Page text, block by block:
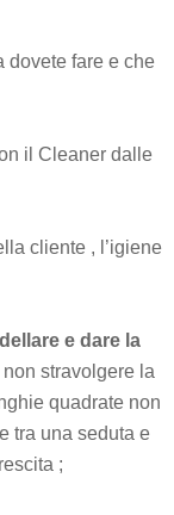
dovete fare e che
il Cleaner dalle
cliente , l’igiene
e dare la
stravolgere la
quadrate non
tra una seduta e
;